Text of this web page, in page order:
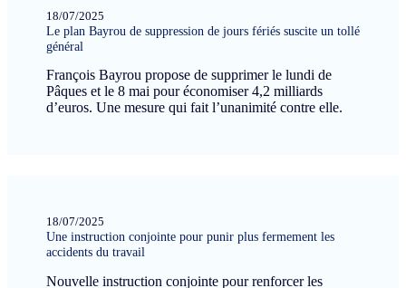
18/07/2025
Le plan Bayrou de suppression de jours fériés suscite un tollé
général
François Bayrou propose de supprimer le lundi de
Pâques et le 8 mai pour économiser 4,2 milliards
d’euros. Une mesure qui fait l’unanimité contre elle.
18/07/2025
Une instruction conjointe pour punir plus fermement les
accidents du travail
Nouvelle instruction conjointe pour renforcer les